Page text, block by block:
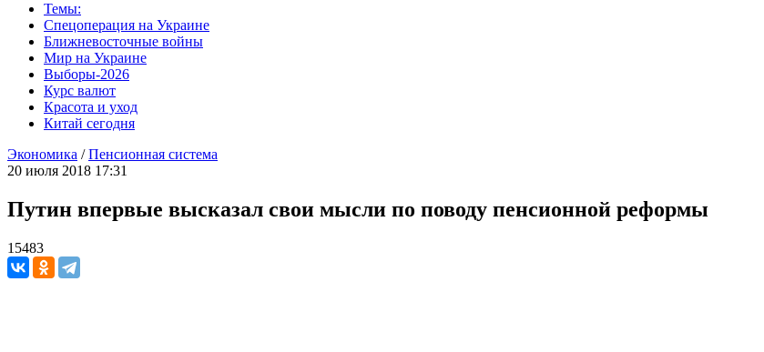
Темы:
Спецоперация на Украине
Ближневосточные войны
Мир на Украине
Выборы-2026
Курс валют
Красота и уход
Китай сегодня
Экономика /Пенсионная система
20 июля 2018 17:31
Путин впервые высказал свои мысли по поводу пенсионной реформы
15483